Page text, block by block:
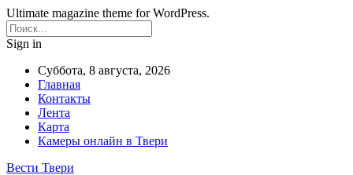
Ultimate magazine theme for WordPress.
Sign in
Суббота, 8 августа, 2026
Главная
Контакты
Лента
Карта
Камеры онлайн в Твери
Вести Твери